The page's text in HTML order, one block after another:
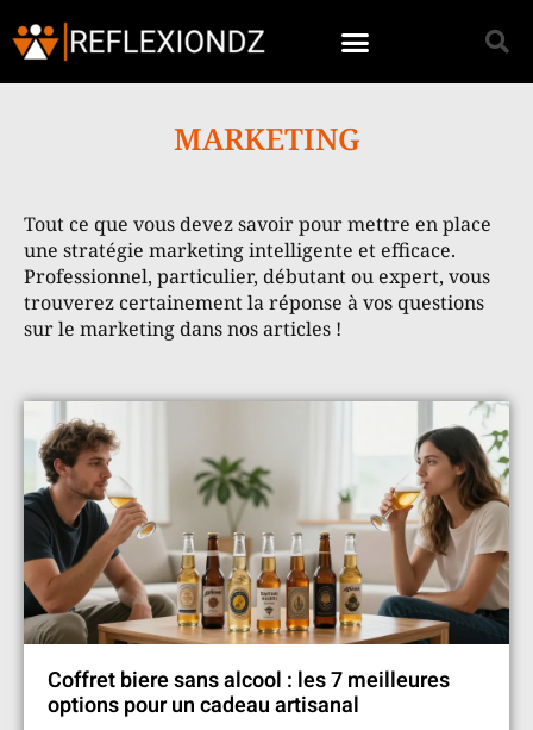
MARKETING
Tout ce que vous devez savoir pour mettre en place
une stratégie marketing intelligente et efficace.
Professionnel, particulier, débutant ou expert, vous
trouverez certainement la réponse à vos questions
sur le marketing dans nos articles !
Coffret biere sans alcool : les 7 meilleures
options pour un cadeau artisanal